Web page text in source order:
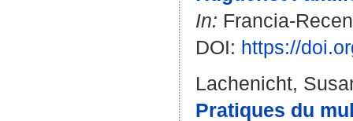
In: Francia-
DOI: https://
Lachenicht,
Pratiques du